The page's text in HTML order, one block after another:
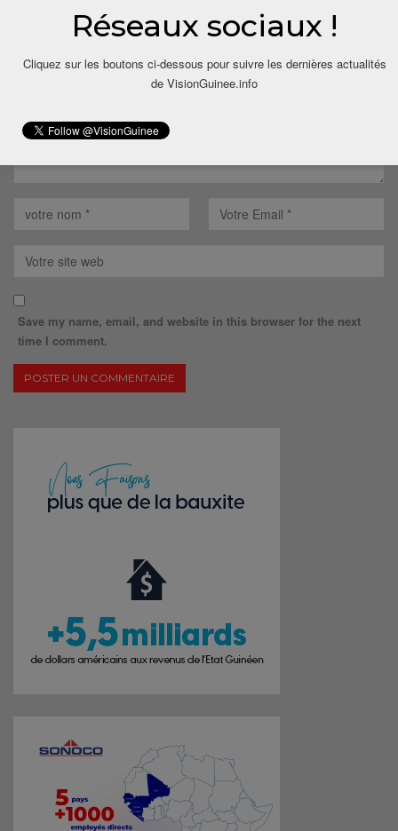
Votre adresse email ne sera pas publiée.
Save my name, email, and website in this browser for the next
time I comment.
Réseaux sociaux !
Cliquez sur les boutons ci-dessous pour suivre les dernières actualités
de VisionGuinee.info